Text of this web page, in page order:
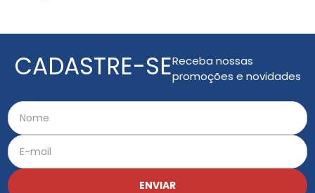
CADASTRE-SEReceba nossas
promoções e novidades
ENVIAR